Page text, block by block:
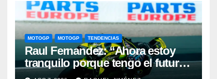
MOTOGP MOTOGP TENDENCIAS
Raul Fernandez: “Ahora estoy
tranquilo porque tengo el futuro
asegurado y eso también se nota